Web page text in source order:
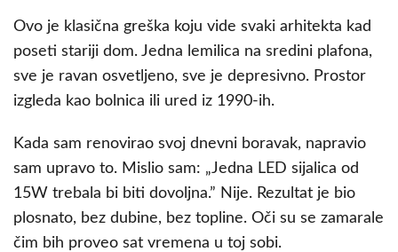
Ovo je klasična greška koju vide svaki arhitekta kad
poseti stariji dom. Jedna lemilica na sredini plafona,
sve je ravan osvetljeno, sve je depresivno. Prostor
izgleda kao bolnica ili ured iz 1990-ih.
Kada sam renovirao svoj dnevni boravak, napravio
sam upravo to. Mislio sam: „Jedna LED sijalica od
15W trebala bi biti dovoljna.” Nije. Rezultat je bio
plosnato, bez dubine, bez topline. Oči su se zamarale
čim bih proveo sat vremena u toj sobi.